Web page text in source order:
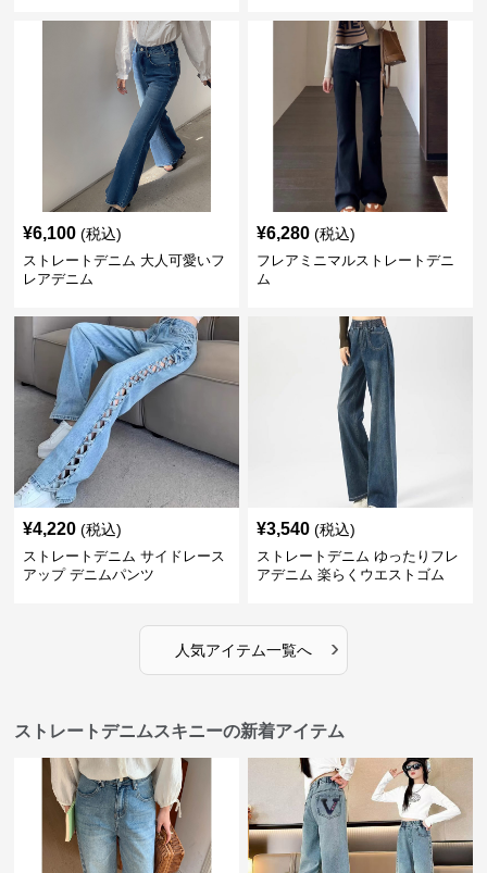
¥6,100 (税込)
ストレートデニム 大人可愛いフ
レアデニム
¥6,280 (税込)
フレアミニマルストレートデニ
ム
¥4,220 (税込)
ストレートデニム サイドレース
アップ デニムパンツ
¥3,540 (税込)
ストレートデニム ゆったりフレ
アデニム 楽らくウエストゴム
人気アイテム一覧へ ›
ストレートデニムスキニーの新着アイテム